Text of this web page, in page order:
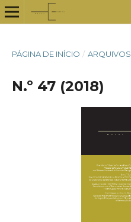
PÁGINA DE INÍCIO / ARQUIVOS
N.º 47 (2018)